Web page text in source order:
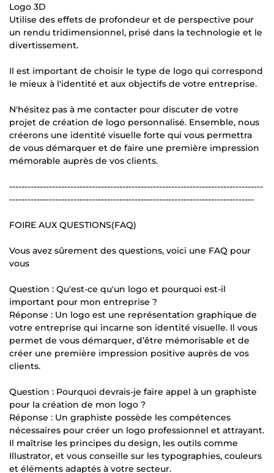
Logo 3D
Utilise des effets de profondeur et de perspective pour
un rendu tridimensionnel, prisé dans la technologie et le
divertissement.
Il est important de choisir le type de logo qui correspond
le mieux à l'identité et aux objectifs de votre entreprise.
N'hésitez pas à me contacter pour discuter de votre
projet de création de logo personnalisé. Ensemble, nous
créerons une identité visuelle forte qui vous permettra
de vous démarquer et de faire une première impression
mémorable auprès de vos clients.
-----------------------------------------------------------------------------------
--------------------------------------------------------------------------------
FOIRE AUX QUESTIONS(FAQ)
Vous avez sûrement des questions, voici une FAQ pour
vous
Question : Qu'est-ce qu'un logo et pourquoi est-il
important pour mon entreprise ?
Réponse : Un logo est une représentation graphique de
votre entreprise qui incarne son identité visuelle. Il vous
permet de vous démarquer, d’être mémorisable et de
créer une première impression positive auprès de vos
clients.
Question : Pourquoi devrais-je faire appel à un graphiste
pour la création de mon logo ?
Réponse : Un graphiste possède les compétences
nécessaires pour créer un logo professionnel et attrayant.
Il maîtrise les principes du design, les outils comme
Illustrator, et vous conseille sur les typographies, couleurs
et éléments adaptés à votre secteur.